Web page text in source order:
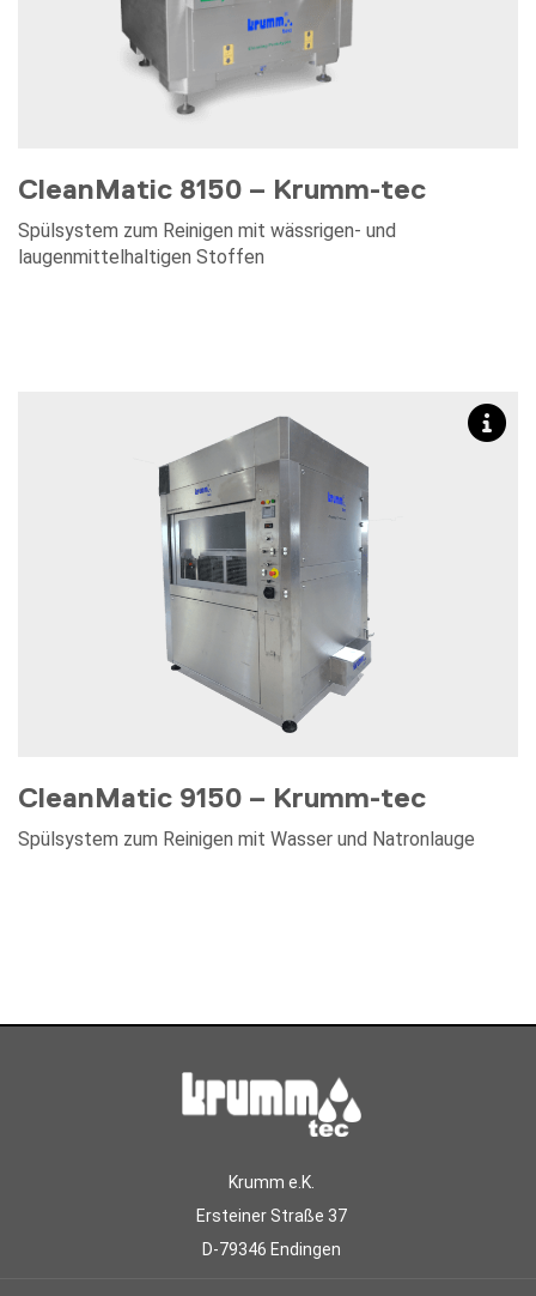
CleanMatic 8150 – Krumm-tec
Spülsystem zum Reinigen mit wässrigen- und
laugenmittelhaltigen Stoffen
CleanMatic 9150 – Krumm-tec
Spülsystem zum Reinigen mit Wasser und Natronlauge
Krumm e.K.
Ersteiner Straße 37
D-79346 Endingen